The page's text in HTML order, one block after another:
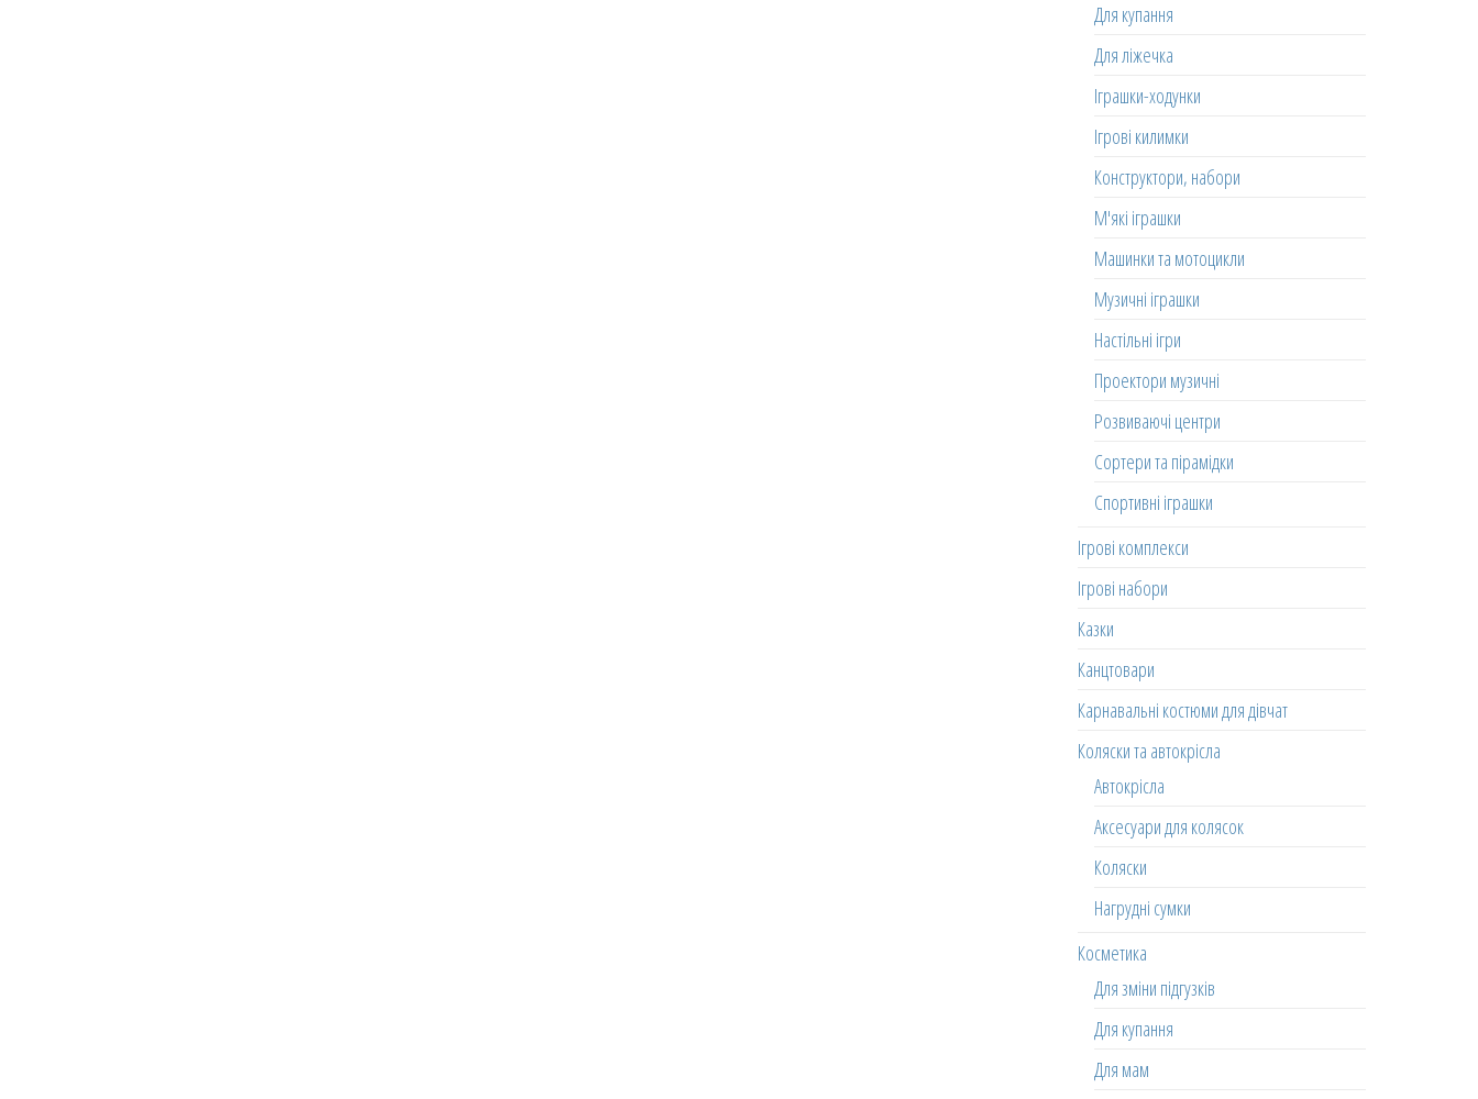
Для купання
Для ліжечка
Іграшки-ходунки
Ігрові килимки
Конструктори, набори
М'які іграшки
Машинки та мотоцикли
Музичні іграшки
Настільні ігри
Проектори музичні
Розвиваючі центри
Сортери та пірамідки
Спортивні іграшки
Ігрові комплекси
Ігрові набори
Казки
Канцтовари
Карнавальні костюми для дівчат
Коляски та автокрісла
Автокрісла
Аксесуари для колясок
Коляски
Нагрудні сумки
Косметика
Для зміни підгузків
Для купання
Для мам